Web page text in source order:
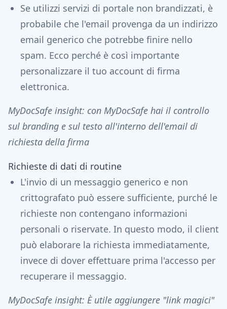
Se utilizzi servizi di portale non brandizzati, è
probabile che l'email provenga da un indirizzo
email generico che potrebbe finire nello
spam. Ecco perché è così importante
personalizzare il tuo account di firma
elettronica.
MyDocSafe insight: con MyDocSafe hai il controllo
sul branding e sul testo all'interno dell'email di
richiesta della firma
Richieste di dati di routine
L'invio di un messaggio generico e non
crittografato può essere sufficiente, purché le
richieste non contengano informazioni
personali o riservate. In questo modo, il client
può elaborare la richiesta immediatamente,
invece di dover effettuare prima l'accesso per
recuperare il messaggio.
MyDocSafe insight: È utile aggiungere "link magici"